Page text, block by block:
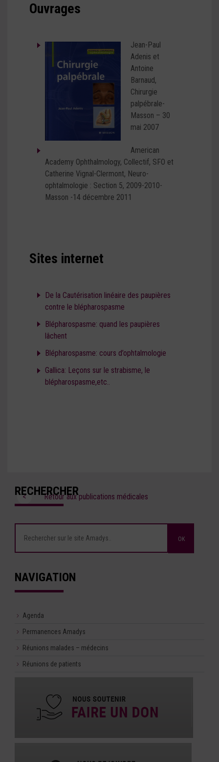
Ouvrages
Jean-Paul
Adenis et
Antoine
Barnaud,
Chirurgie
palpébrale-
Masson – 30
mai 2007
American
Academy Ophthalmology, Collectif, SFO et
Catherine Vignal-Clermont, Neuro-
ophtalmologie : Section 5, 2009-2010-
Masson -14 décembre 2011
Sites internet
De la Cautérisation linéaire des paupières
contre le blépharospasme
Blépharospasme: quand les paupières
lâchent
Blépharospasme: cours d’ophtalmologie
Gallica: Leçons sur le strabisme, le
blépharospasme,etc..
< Retour aux publications médicales
RECHERCHER
NAVIGATION
Agenda
Permanences Amadys
Réunions malades – médecins
Réunions de patients